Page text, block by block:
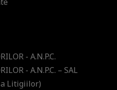
- A.N.P.C.
- A.N.P.C. – SAL
Litigiilor)